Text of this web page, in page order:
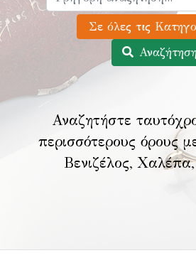
Αναζητήστε
περισσότερους όρους
Βενιζέλος,